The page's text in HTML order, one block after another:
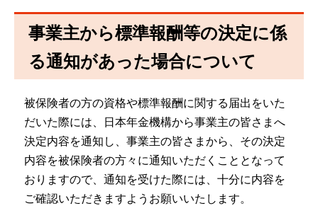
事業主から標準報酬等の決定に係
る通知があった場合について
被保険者の方の資格や標準報酬に関する届出をいた
だいた際には、日本年金機構から事業主の皆さまへ
決定内容を通知し、事業主の皆さまから、その決定
内容を被保険者の方々に通知いただくこととなって
おりますので、通知を受けた際には、十分に内容を
ご確認いただきますようお願いいたします。